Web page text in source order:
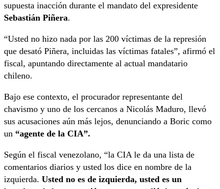
supuesta inacción durante el mandato del expresidente
Sebastián Piñera.
“Usted no hizo nada por las 200 víctimas de la represión
que desató Piñera, incluidas las víctimas fatales”, afirmó el
fiscal, apuntando directamente al actual mandatario
chileno.
Bajo ese contexto, el procurador representante del
chavismo y uno de los cercanos a Nicolás Maduro, llevó
sus acusaciones aún más lejos, denunciando a Boric como
un “agente de la CIA”.
Según el fiscal venezolano, “la CIA le da una lista de
comentarios diarios y usted los dice en nombre de la
izquierda. Usted no es de izquierda, usted es un